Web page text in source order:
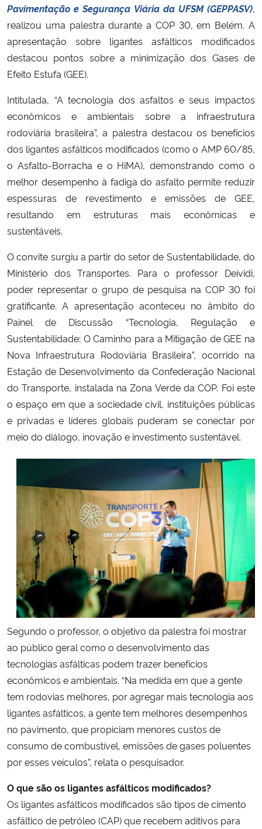
Controladoria-Geral da União
Ministério da Mulher, da Família e dos Direitos Humanos
Secretaria-Geral
Secretaria de Governo
Gabinete de Segurança Institucional
Advocacia-Geral da União
Banco Central do Brasil
Pavimentação e Segurança Viária da UFSM (GEPPASV),
realizou uma palestra durante a COP 30, em Belém. A
apresentação sobre ligantes asfálticos modificados
destacou pontos sobre a minimização dos Gases de
Efeito Estufa (GEE).
Intitulada, “A tecnologia dos asfaltos e seus impactos
econômicos e ambientais sobre a infraestrutura
rodoviária brasileira”, a palestra destacou os benefícios
dos ligantes asfálticos modificados (como o AMP 60/85,
o Asfalto-Borracha e o HiMA), demonstrando como o
melhor desempenho à fadiga do asfalto permite reduzir
espessuras de revestimento e emissões de GEE,
resultando em estruturas mais econômicas e
sustentáveis.
O convite surgiu a partir do setor de Sustentabilidade, do
Ministério dos Transportes. Para o professor Deividi,
poder representar o grupo de pesquisa na COP 30 foi
gratificante. A apresentação aconteceu no âmbito do
Painel de Discussão “Tecnologia, Regulação e
Sustentabilidade: O Caminho para a Mitigação de GEE na
Nova Infraestrutura Rodoviária Brasileira”, ocorrido na
Estação de Desenvolvimento da Confederação Nacional
do Transporte, instalada na Zona Verde da COP. Foi este
o espaço em que a sociedade civil, instituições públicas
e privadas e líderes globais puderam se conectar por
meio do diálogo, inovação e investimento sustentável.
Segundo o professor, o objetivo da palestra foi mostrar
ao público geral como o desenvolvimento das
tecnologias asfálticas podem trazer benefícios
econômicos e ambientais. “Na medida em que a gente
tem rodovias melhores, por agregar mais tecnologia aos
ligantes asfálticos, a gente tem melhores desempenhos
no pavimento, que propiciam menores custos de
consumo de combustível, emissões de gases poluentes
por esses veículos”, relata o pesquisador.
O que são os ligantes asfálticos modificados?
Os ligantes asfálticos modificados são tipos de cimento
asfáltico de petróleo (CAP) que recebem aditivos para